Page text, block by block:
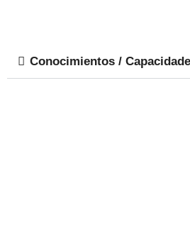
Conocimientos /